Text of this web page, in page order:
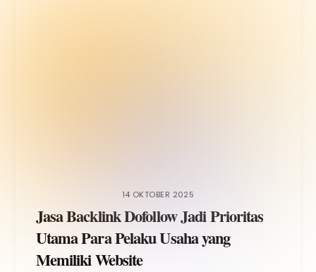
14 OKTOBER 2025
Jasa Backlink Dofollow Jadi Prioritas
Utama Para Pelaku Usaha yang
Memiliki Website